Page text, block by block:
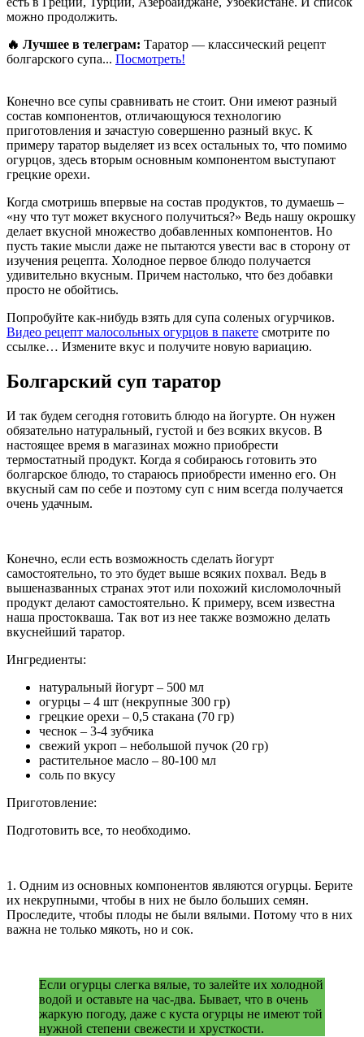
можно продолжить.
🔥 Лучшее в телеграм: Таратор — классический рецепт
болгарского супа... Посмотреть!
Конечно все супы сравнивать не стоит. Они имеют разный
состав компонентов, отличающуюся технологию
приготовления и зачастую совершенно разный вкус. К
примеру таратор выделяет из всех остальных то, что помимо
огурцов, здесь вторым основным компонентом выступают
грецкие орехи.
Когда смотришь впервые на состав продуктов, то думаешь –
«ну что тут может вкусного получиться?» Ведь нашу окрошку
делает вкусной множество добавленных компонентов. Но
пусть такие мысли даже не пытаются увести вас в сторону от
изучения рецепта. Холодное первое блюдо получается
удивительно вкусным. Причем настолько, что без добавки
просто не обойтись.
Попробуйте как-нибудь взять для супа соленых огурчиков.
Видео рецепт малосольных огурцов в пакете смотрите по
ссылке… Измените вкус и получите новую вариацию.
Болгарский суп таратор
И так будем сегодня готовить блюдо на йогурте. Он нужен
обязательно натуральный, густой и без всяких вкусов. В
настоящее время в магазинах можно приобрести
термостатный продукт. Когда я собираюсь готовить это
болгарское блюдо, то стараюсь приобрести именно его. Он
вкусный сам по себе и поэтому суп с ним всегда получается
очень удачным.
Конечно, если есть возможность сделать йогурт
самостоятельно, то это будет выше всяких похвал. Ведь в
вышеназванных странах этот или похожий кисломолочный
продукт делают самостоятельно. К примеру, всем известна
наша простокваша. Так вот из нее также возможно делать
вкуснейший таратор.
Ингредиенты:
натуральный йогурт – 500 мл
огурцы – 4 шт (некрупные 300 гр)
грецкие орехи – 0,5 стакана (70 гр)
чеснок – 3-4 зубчика
свежий укроп – небольшой пучок (20 гр)
растительное масло – 80-100 мл
соль по вкусу
Приготовление:
Подготовить все, то необходимо.
1. Одним из основных компонентов являются огурцы. Берите
их некрупными, чтобы в них не было больших семян.
Проследите, чтобы плоды не были вялыми. Потому что в них
важна не только мякоть, но и сок.
Если огурцы слегка вялые, то залейте их холодной
водой и оставьте на час-два. Бывает, что в очень
жаркую погоду, даже с куста огурцы не имеют той
нужной степени свежести и хрусткости.